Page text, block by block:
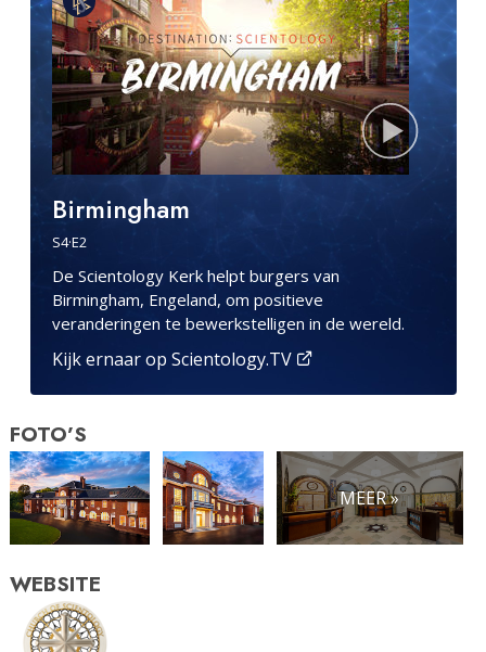
Birmingham
S4·E2
De Scientology Kerk helpt burgers van
Birmingham, Engeland, om positieve
veranderingen te bewerkstelligen in de wereld.
Kijk ernaar op Scientology.TV
FOTO’S
MEER »
WEBSITE